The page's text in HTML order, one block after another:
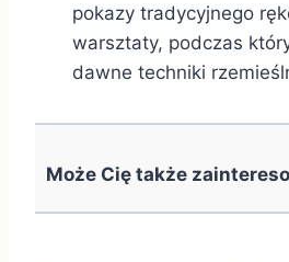
pokazy tradycyjnego
warsztaty, podczas
dawne techniki
Może Cię także